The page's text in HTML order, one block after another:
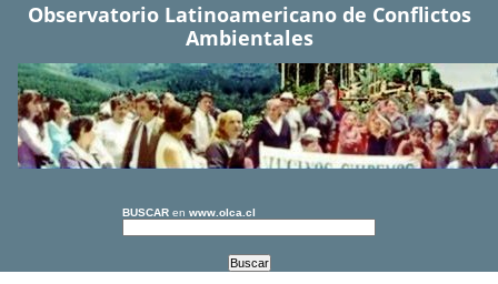
Observatorio Latinoamericano de Conflictos
Ambientales
BUSCAR en www.olca.cl